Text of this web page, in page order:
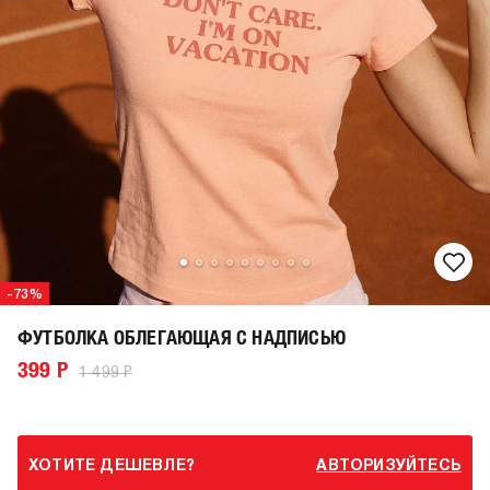
-73%
ФУТБОЛКА ОБЛЕГАЮЩАЯ С НАДПИСЬЮ
399 Р 1 499 Р
ХОТИТЕ ДЕШЕВЛЕ? АВТОРИЗУЙТЕСЬ